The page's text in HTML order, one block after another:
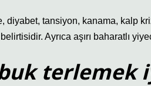
diyabet, tansiyon, kanama, kalp
Ayrıca aşırı baharatlı
terlemek